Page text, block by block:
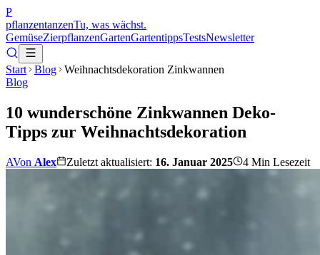
P
pflanzentanzenTu, was wächst.
GemüseZierpflanzenGartenGartentippsTestsNewsletter
Start Blog
Weihnachtsdekoration Zinkwannen
Blog
10 wunderschöne Zinkwannen Deko-
Tipps zur Weihnachtsdekoration
AVon Alex Zuletzt aktualisiert: 16. Januar 2025 4 Min Lesezeit